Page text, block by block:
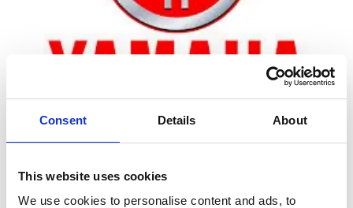
Consent Details About
This website uses cookies
We use cookies to personalise content and ads, to
Zoom